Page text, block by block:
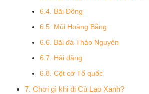
6.4. Bãi Đông
6.5. Mũi Hoàng Bằng
6.6. Bãi đá Thảo Nguyên
6.7. Hải đăng
6.8. Cột cờ Tổ quốc
7. Chơi gì khi đi Cù Lao Xanh?